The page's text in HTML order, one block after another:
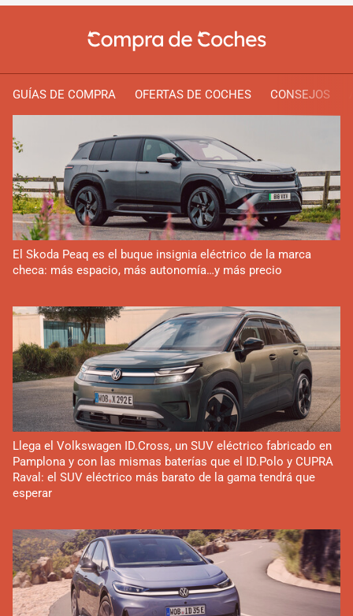
GUÍAS DE COMPRA OFERTAS DE COCHES CONSEJOS
El Skoda Peaq es el buque insignia eléctrico de la marca
checa: más espacio, más autonomía…y más precio
Llega el Volkswagen ID.Cross, un SUV eléctrico fabricado en
Pamplona y con las mismas baterías que el ID.Polo y CUPRA
Raval: el SUV eléctrico más barato de la gama tendrá que
esperar